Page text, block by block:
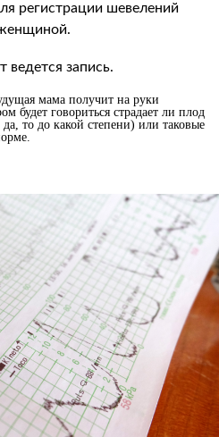
регистрации шевелений
ведется запись.
мама получит на руки
будет говориться страдает ли плод
то до какой степени) или таковые